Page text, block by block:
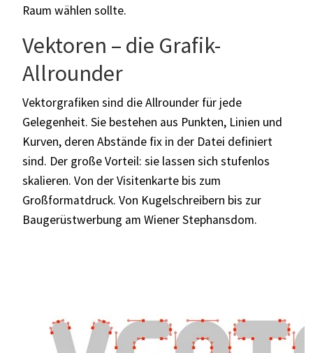
Raum wählen sollte.
Vektoren – die Grafik-
Allrounder
Vektorgrafiken sind die Allrounder für jede
Gelegenheit. Sie bestehen aus Punkten, Linien und
Kurven, deren Abstände fix in der Datei definiert
sind. Der große Vorteil: sie lassen sich stufenlos
skalieren. Von der Visitenkarte bis zum
Großformatdruck. Von Kugelschreibern bis zur
Baugerüstwerbung am Wiener Stephansdom.